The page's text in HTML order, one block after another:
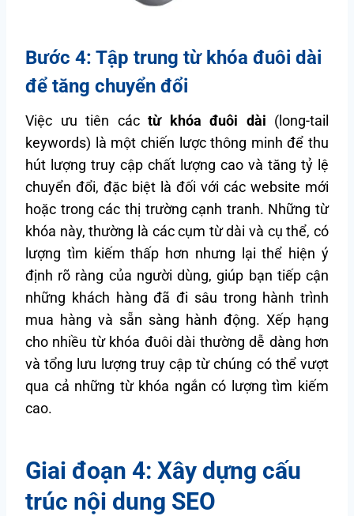
Bước 4: Tập trung từ khóa đuôi dài
để tăng chuyển đổi
Việc ưu tiên các từ khóa đuôi dài (long-tail
keywords) là một chiến lược thông minh để thu
hút lượng truy cập chất lượng cao và tăng tỷ lệ
chuyển đổi, đặc biệt là đối với các website mới
hoặc trong các thị trường cạnh tranh. Những từ
khóa này, thường là các cụm từ dài và cụ thể, có
lượng tìm kiếm thấp hơn nhưng lại thể hiện ý
định rõ ràng của người dùng, giúp bạn tiếp cận
những khách hàng đã đi sâu trong hành trình
mua hàng và sẵn sàng hành động. Xếp hạng
cho nhiều từ khóa đuôi dài thường dễ dàng hơn
và tổng lưu lượng truy cập từ chúng có thể vượt
qua cả những từ khóa ngắn có lượng tìm kiếm
cao.
Giai đoạn 4: Xây dựng cấu
trúc nội dung SEO